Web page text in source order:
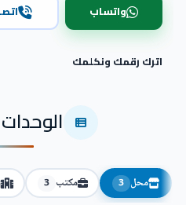
واتساب
اترك رقمك ونكلمك
محل 3 مكتب 3